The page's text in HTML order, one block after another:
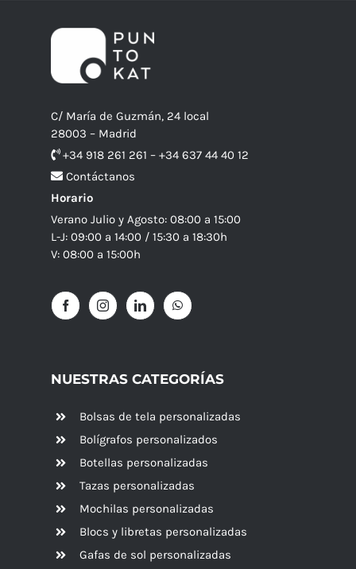
C/ María de Guzmán, 24 local
28003 – Madrid
+34 918 261 261 – +34 637 44 40 12
Contáctanos
Horario
Verano Julio y Agosto: 08:00 a 15:00
L-J: 09:00 a 14:00 / 15:30 a 18:30h
V: 08:00 a 15:00h
NUESTRAS CATEGORÍAS
Bolsas de tela personalizadas
Bolígrafos personalizados
Botellas personalizadas
Tazas personalizadas
Mochilas personalizadas
Blocs y libretas personalizadas
Gafas de sol personalizadas